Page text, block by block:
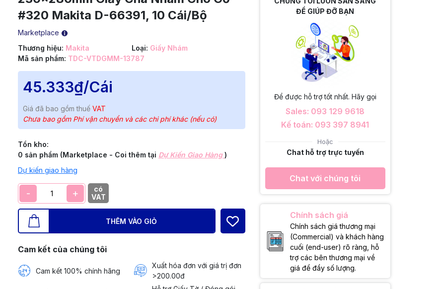
#320 Makita D-66391, 10 Cái/Bộ
Marketplace
Thương hiệu: Makita Loại: Giấy Nhám
Mã sản phẩm: TDC-VTDGMM-13787
45.333₫/Cái
Giá đã bao gồm thuế VAT
Chưa bao gồm Phí vận chuyển và các chi phí khác (nếu có)
Tồn kho:
0 sản phẩm (Marketplace - Coi thêm tại Dự Kiến Giao Hàng)
Dự kiến giao hàng
- +
có
VAT
THÊM VÀO GIỎ
Cam kết của chúng tôi
Cam kết 100% chính hãng
Xuất hóa đơn với giá trị đơn
>200.00đ
ĐỂ GIÚP ĐỠ BẠN
Để được hỗ trợ tốt nhất. Hãy gọi
Sales: 093 129 9618
Kế toán: 093 397 8941
Hoặc
Chat hỗ trợ trực tuyến
Chat với chúng tôi
Chính sách giá
Chính sách giá thương mại
(Commercial) và khách hàng
cuối (end-user) rõ ràng, hỗ
trợ các bên thương mại về
giá để đẩy số lượng.